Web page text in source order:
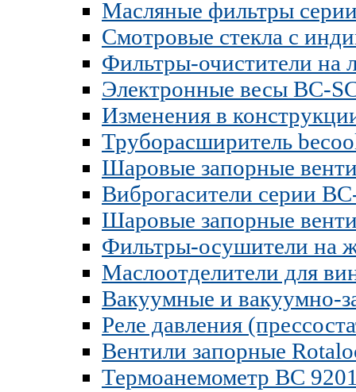
Масляные фильтры
Смотровые стекла c
Фильтры-очистители на
Электронные весы BC-
Изменения в
Труборасширитель
Шаровые запорные
Виброгасители серии
Шаровые запорные
Фильтры-осушители на
Маслоотделители для
Вакуумные и вакуумно-
Реле давления
Вентили запорные
Термоанемометр BC